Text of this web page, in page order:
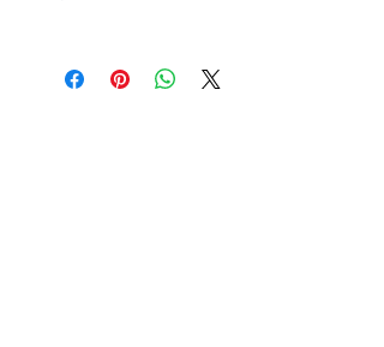
Impression et livraisonen France, au
Canada, en Belgique, aux Etats-Unis,